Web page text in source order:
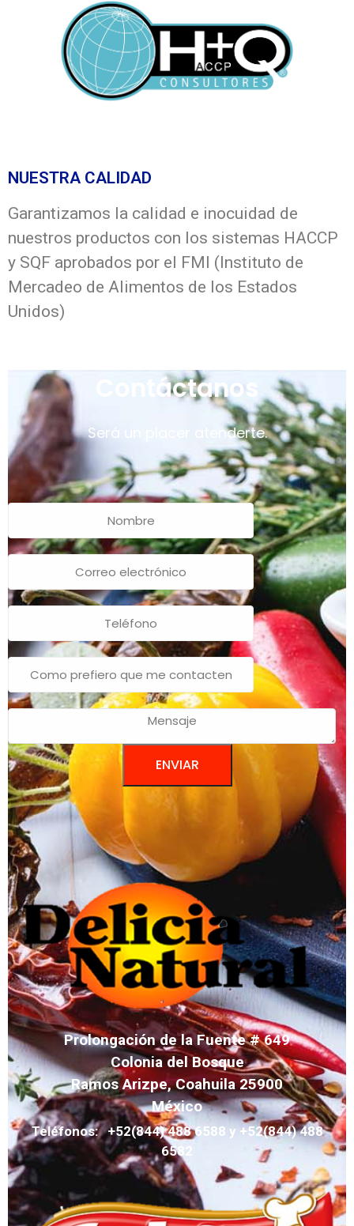
NUESTRA CALIDAD
Garantizamos la calidad e inocuidad de
nuestros productos con los sistemas HACCP
y SQF aprobados por el FMI (Instituto de
Mercadeo de Alimentos de los Estados
Unidos)
Contáctanos
Será un placer atenderte.
ENVIAR
Prolongación de la Fuente # 649
Colonia del Bosque
Ramos Arizpe, Coahuila 25900
México
Teléfonos: +52(844) 488 6588 y +52(844) 488
6582